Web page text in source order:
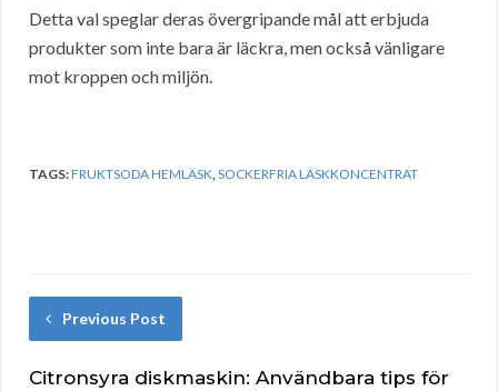
Detta val speglar deras övergripande mål att erbjuda
produkter som inte bara är läckra, men också vänligare
mot kroppen och miljön.
TAGS:FRUKTSODA HEMLÄSK,SOCKERFRIA LÄSKKONCENTRAT
Previous Post
Citronsyra diskmaskin: Användbara tips för